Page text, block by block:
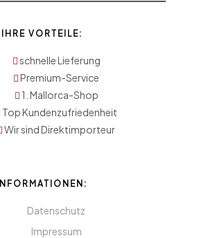
IHRE VORTEILE:
schnelle Lieferung
Premium-Service
1. Mallorca-Shop
Top Kundenzufriedenheit
Wir sind Direktimporteur
INFORMATIONEN:
Datenschutz
Impressum